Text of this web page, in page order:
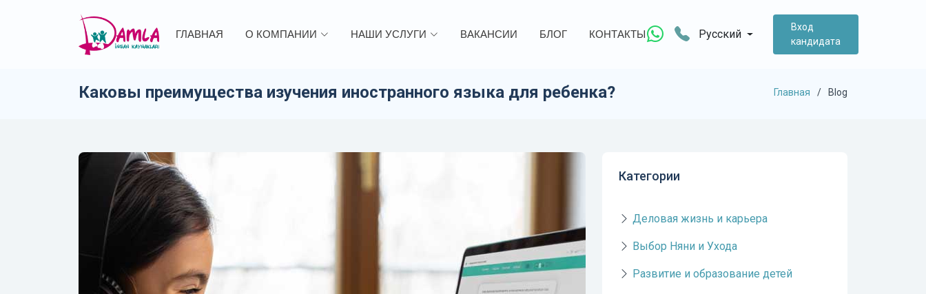
ГЛАВНАЯ О КОМПАНИИ НАШИ УСЛУГИ ВАКАНСИИ БЛОГ КОНТАКТЫ Русский
Вход
кандидата
Каковы преимущества изучения иностранного языка для ребенка? Главная Blog
Категории
Деловая жизнь и карьера
Выбор Няни и Ухода
Развитие и образование детей